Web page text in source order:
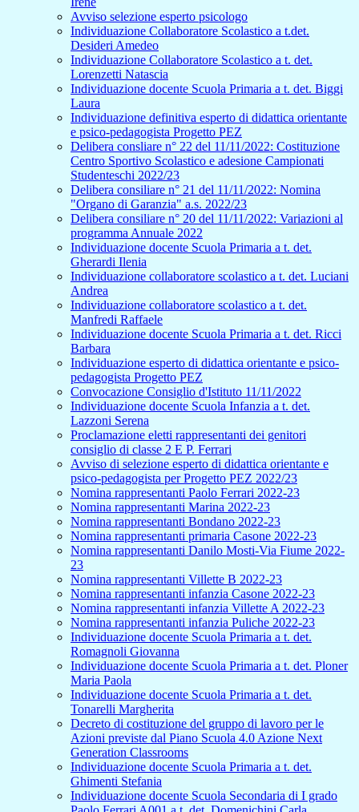
Avviso selezione esperto psicologo
Individuazione Collaboratore Scolastico a t.det.
Desideri Amedeo
Individuazione Collaboratore Scolastico a t. det.
Lorenzetti Natascia
Individuazione docente Scuola Primaria a t. det. Biggi
Laura
Individuazione definitiva esperto di didattica orientante
e psico-pedagogista Progetto PEZ
Delibera consliare n° 22 del 11/11/2022: Costituzione
Centro Sportivo Scolastico e adesione Campionati
Studenteschi 2022/23
Delibera consiliare n° 21 del 11/11/2022: Nomina
"Organo di Garanzia" a.s. 2022/23
Delibera consiliare n° 20 del 11/11/2022: Variazioni al
programma Annuale 2022
Individuazione docente Scuola Primaria a t. det.
Gherardi Ilenia
Individuazione collaboratore scolastico a t. det. Luciani
Andrea
Individuazione collaboratore scolastico a t. det.
Manfredi Raffaele
Individuazione docente Scuola Primaria a t. det. Ricci
Barbara
Individuazione esperto di didattica orientante e psico-
pedagogista Progetto PEZ
Convocazione Consiglio d'Istituto 11/11/2022
Individuazione docente Scuola Infanzia a t. det.
Lazzoni Serena
Proclamazione eletti rappresentanti dei genitori
consiglio di classe 2 E P. Ferrari
Avviso di selezione esperto di didattica orientante e
psico-pedagogista per Progetto PEZ 2022/23
Nomina rappresentanti Paolo Ferrari 2022-23
Nomina rappresentanti Marina 2022-23
Nomina rappresentanti Bondano 2022-23
Nomina rappresentanti primaria Casone 2022-23
Nomina rappresentanti Danilo Mosti-Via Fiume 2022-
23
Nomina rappresentanti Villette B 2022-23
Nomina rappresentanti infanzia Casone 2022-23
Nomina rappresentanti infanzia Villette A 2022-23
Nomina rappresentanti infanzia Puliche 2022-23
Individuazione docente Scuola Primaria a t. det.
Romagnoli Giovanna
Individuazione docente Scuola Primaria a t. det. Ploner
Maria Paola
Individuazione docente Scuola Primaria a t. det.
Tonarelli Margherita
Decreto di costituzione del gruppo di lavoro per le
Azioni previste dal Piano Scuola 4.0 Azione Next
Generation Classrooms
Individuazione docente Scuola Primaria a t. det.
Ghimenti Stefania
Individuazione docente Scuola Secondaria di I grado